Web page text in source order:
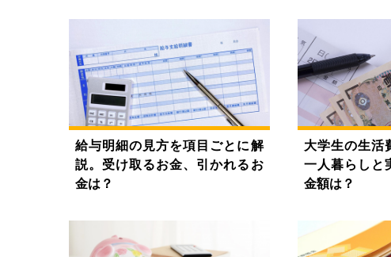
給与明細の見方を項目ごとに解
説。受け取るお金、引かれるお
金は？
大学生の生活
一人暮らしと
金額は？